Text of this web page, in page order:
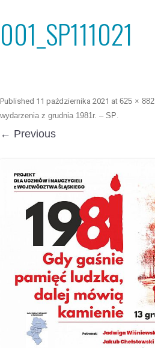
001_SP111021
Published 11 października 2021 at 625 × 882
wydarzenia z grudnia 1981r. – SP.
← Previous